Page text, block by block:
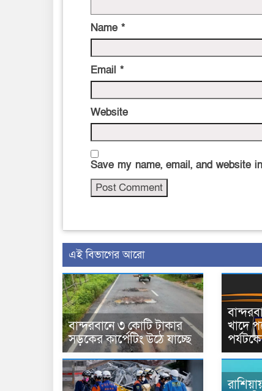
Name *
Email *
Website
Save my name, email, and website
এই বিভাগের আরো
বান্দরবানে ৩ কোটি টাকার
সড়কের কার্পেটিং উঠে যাচ্ছে
খাদে